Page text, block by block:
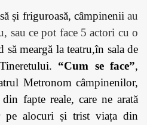
și friguroasă, câmpinenii au
sau ce pot face 5 actori cu o
să meargă la teatru,în sala de
“Cum se face”,
Metronom câmpinenilor,
fapte reale, care ne arată
pe alocuri și trist viața din